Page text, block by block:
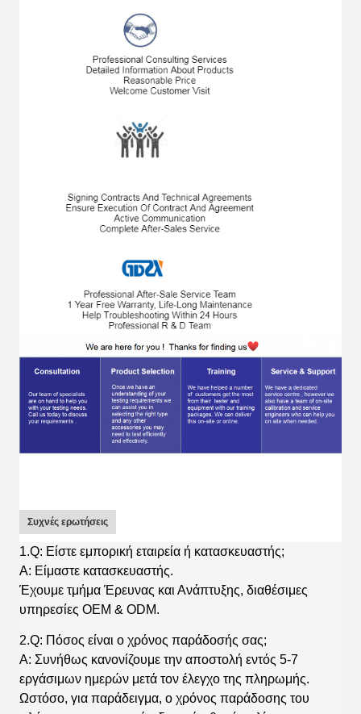
Συχνές ερωτήσεις
1.Q: Είστε εμπορική εταιρεία ή κατασκευαστής;
A: Είμαστε κατασκευαστής.
Έχουμε τμήμα Έρευνας και Ανάπτυξης, διαθέσιμες
υπηρεσίες OEM & ODM.
2.Q: Πόσος είναι ο χρόνος παράδοσής σας;
A: Συνήθως κανονίζουμε την αποστολή εντός 5-7
εργάσιμων ημερών μετά τον έλεγχο της πληρωμής.
Ωστόσο, για παράδειγμα, ο χρόνος παράδοσης του